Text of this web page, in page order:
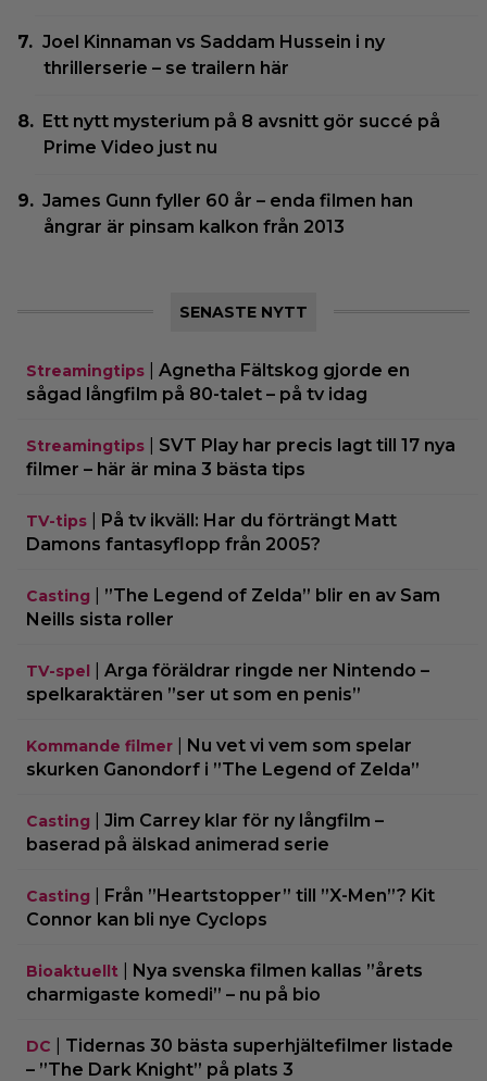
Joel Kinnaman vs Saddam Hussein i ny
thrillerserie – se trailern här
Ett nytt mysterium på 8 avsnitt gör succé på
Prime Video just nu
James Gunn fyller 60 år – enda filmen han
ångrar är pinsam kalkon från 2013
SENASTE NYTT
Streamingtips
Agnetha Fältskog gjorde en
sågad långfilm på 80-talet – på tv idag
Streamingtips
SVT Play har precis lagt till 17 nya
filmer – här är mina 3 bästa tips
TV-tips
På tv ikväll: Har du förträngt Matt
Damons fantasyflopp från 2005?
Casting
”The Legend of Zelda” blir en av Sam
Neills sista roller
TV-spel
Arga föräldrar ringde ner Nintendo –
spelkaraktären ”ser ut som en penis”
Kommande filmer
Nu vet vi vem som spelar
skurken Ganondorf i ”The Legend of Zelda”
Casting
Jim Carrey klar för ny långfilm –
baserad på älskad animerad serie
Casting
Från ”Heartstopper” till ”X-Men”? Kit
Connor kan bli nye Cyclops
Bioaktuellt
Nya svenska filmen kallas ”årets
charmigaste komedi” – nu på bio
DC
Tidernas 30 bästa superhjältefilmer listade
– ”The Dark Knight” på plats 3